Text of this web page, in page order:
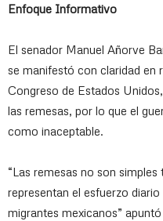
Enfoque Informativo
El senador Manuel Añorve
se manifestó con claridad en
Congreso de Estados
las remesas, por lo que el
como inaceptable.
“Las remesas no son
representan el esfuerzo
migrantes mexicanos”